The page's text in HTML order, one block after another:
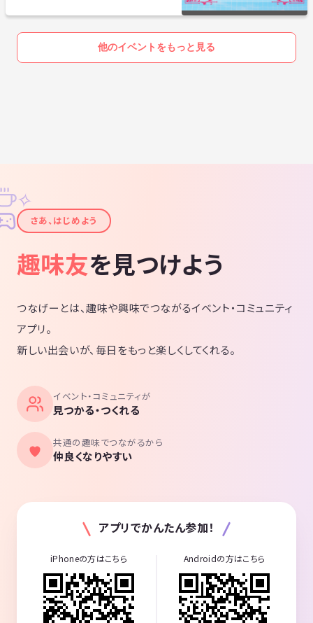
他のイベントをもっと見る
✦
✧
さあ、はじめよう
趣味友を見つけよう
つなげーとは、趣味や興味でつながるイベント・コミュニティ
アプリ。
新しい出会いが、毎日をもっと楽しくしてくれる。
イベント・コミュニティが
見つかる・つくれる
共通の趣味でつながるから
仲良くなりやすい
アプリでかんたん参加！
iPhoneの方はこちら Androidの方はこちら